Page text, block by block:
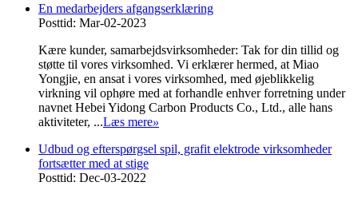
En medarbejders afgangserklæring
Posttid: Mar-02-2023
Kære kunder, samarbejdsvirksomheder: Tak for din tillid og
støtte til vores virksomhed. Vi erklærer hermed, at Miao
Yongjie, en ansat i vores virksomhed, med øjeblikkelig
virkning vil ophøre med at forhandle enhver forretning under
navnet Hebei Yidong Carbon Products Co., Ltd., alle hans
aktiviteter, ...Læs mere»
Udbud og efterspørgsel spil, grafit elektrode virksomheder
fortsætter med at stige
Posttid: Dec-03-2022